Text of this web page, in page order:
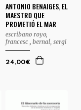
ANTONIO BENAIGES, EL
MAESTRO QUE
PROMETIÓ EL MAR
escribano royo,
francesc , bernal, sergi
24,00€